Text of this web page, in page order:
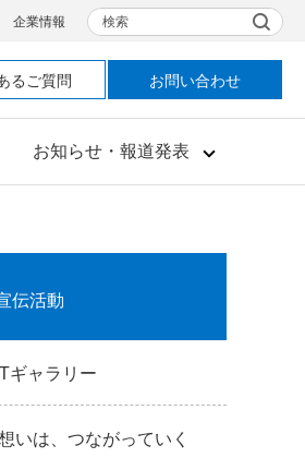
お知らせ・報道発表
企業情報 検索
るご質問 お問い合わせ
伝活動
ギャラリー
いは、つながっていく